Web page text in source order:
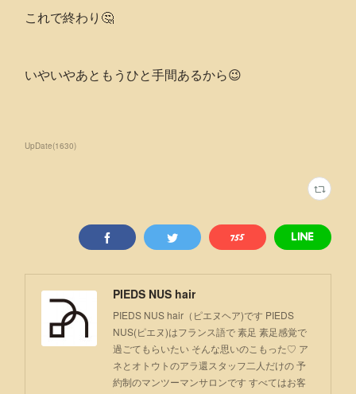
これで終わり🤔
いやいやあともうひと手間あるから😉
UpDate(1630)
PIEDS NUS hair
PIEDS NUS hair（ピエヌヘア)です PIEDS
NUS(ピエヌ)はフランス語で 素足 素足感覚で
過ごてもらいたい そんな思いのこもった♡ ア
ネとオトウトのアラ還スタッフ二人だけの 予
約制のマンツーマンサロンです すべてはお客